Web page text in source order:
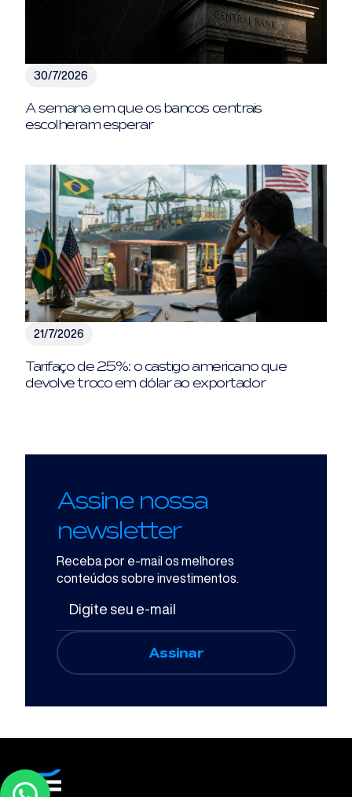
30/7/2026
A semana em que os bancos centrais
escolheram esperar
21/7/2026
Tarifaço de 25%: o castigo americano que
devolve troco em dólar ao exportador
Assine nossa
newsletter
Receba por e-mail os melhores
conteúdos sobre investimentos.